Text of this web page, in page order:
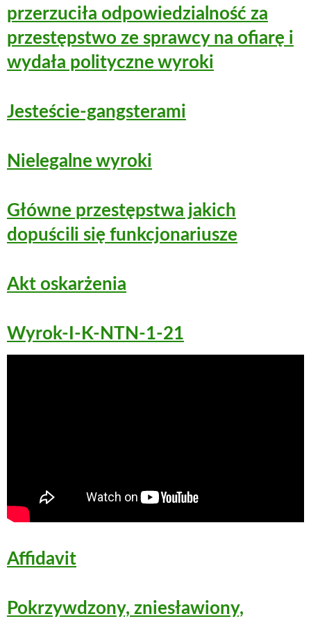
przerzuciła odpowiedzialność za
przestępstwo ze sprawcy na ofiarę i
wydała polityczne wyroki
Jesteście-gangsterami
Nielegalne wyroki
Główne przestępstwa jakich
dopuścili się funkcjonariusze
Akt oskarżenia
Wyrok-I-K-NTN-1-21
Affidavit
Pokrzywdzony, zniesławiony,